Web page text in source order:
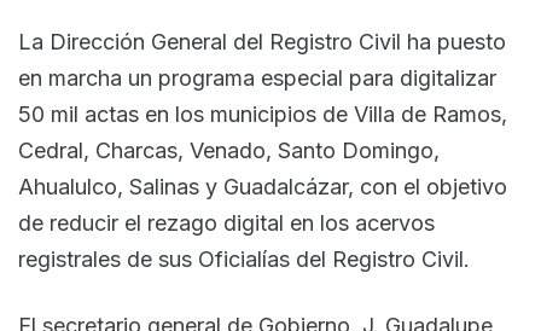
La Dirección General del Registro Civil ha puesto
en marcha un programa especial para digitalizar
50 mil actas en los municipios de Villa de Ramos,
Cedral, Charcas, Venado, Santo Domingo,
Ahualulco, Salinas y Guadalcázar, con el objetivo
de reducir el rezago digital en los acervos
registrales de sus Oficialías del Registro Civil.
El secretario general de Gobierno, J. Guadalupe